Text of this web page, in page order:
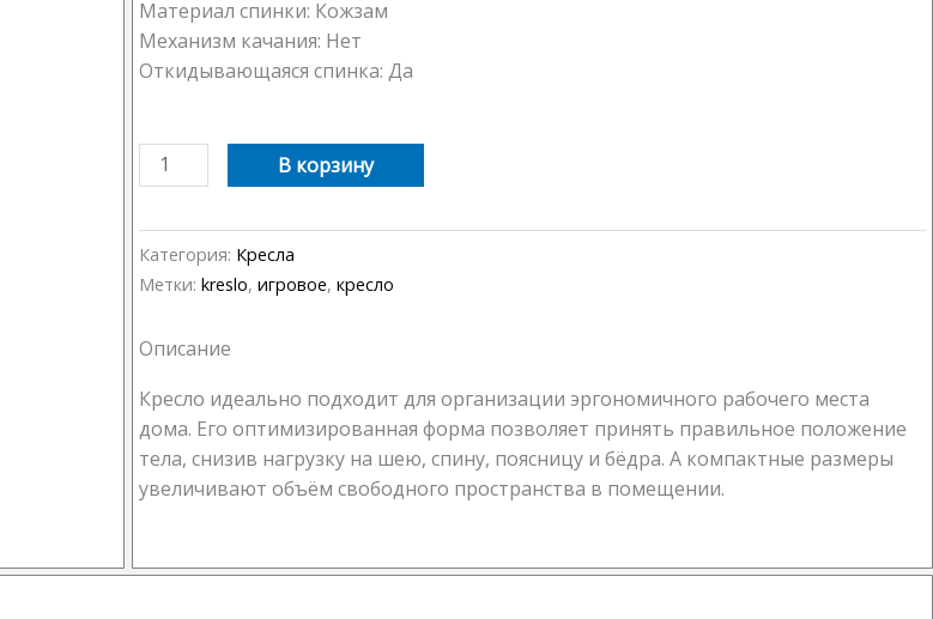
Материал спинки: Кожзам
Механизм качания: Нет
Откидывающаяся спинка: Да
Количество
товара
кресло
Игровое
013
В корзину
Категория: Кресла
Метки: kreslo, игровое, кресло
Описание
Кресло идеально подходит для организации эргономичного рабочего места
дома. Его оптимизированная форма позволяет принять правильное положение
тела, снизив нагрузку на шею, спину, поясницу и бёдра. А компактные размеры
увеличивают объём свободного пространства в помещении.